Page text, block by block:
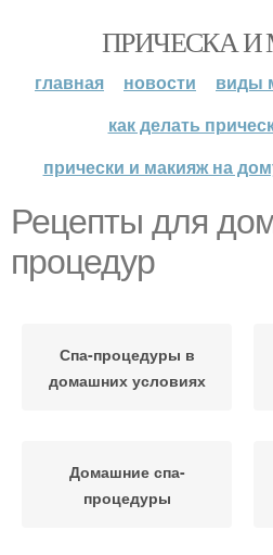
ПРИЧЕСКА
главная новости
виды
как делать
прически и макияж на
Рецепты для
процедур
Спа-процедуры в
домашних условиях
Домашние спа-
процедуры